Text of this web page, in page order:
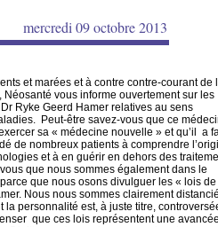
mercredi 09 octobre 2013
et marées et à contre contre-courant de
vous informe ouvertement sur les
Ryke Geerd Hamer relatives au sens
Peut-être savez-vous que ce
sa « médecine nouvelle » et qu’il a
de nombreux patients à comprendre
et à en guérir en dehors des
que nous sommes également dans le
que nous osons divulguer les « lois
Nous nous sommes clairement
la personnalité est, à juste titre,
que ces lois représentent une avancée